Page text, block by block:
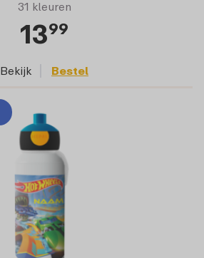
31 kleuren
1399
Bekijk Bestel